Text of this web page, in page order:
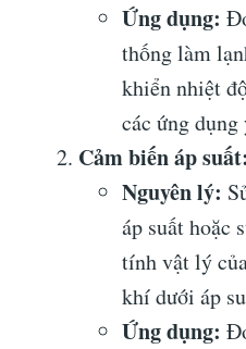
Ứng dụng:
thống làm
khiển nhiệt
các ứng dụng
Cảm biến áp suất:
Nguyên lý:
áp suất hoặc
tính vật lý
khí dưới áp
Ứng dụng: